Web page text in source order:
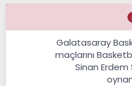
Galatasaray
maçlarını
Sinan Erdem